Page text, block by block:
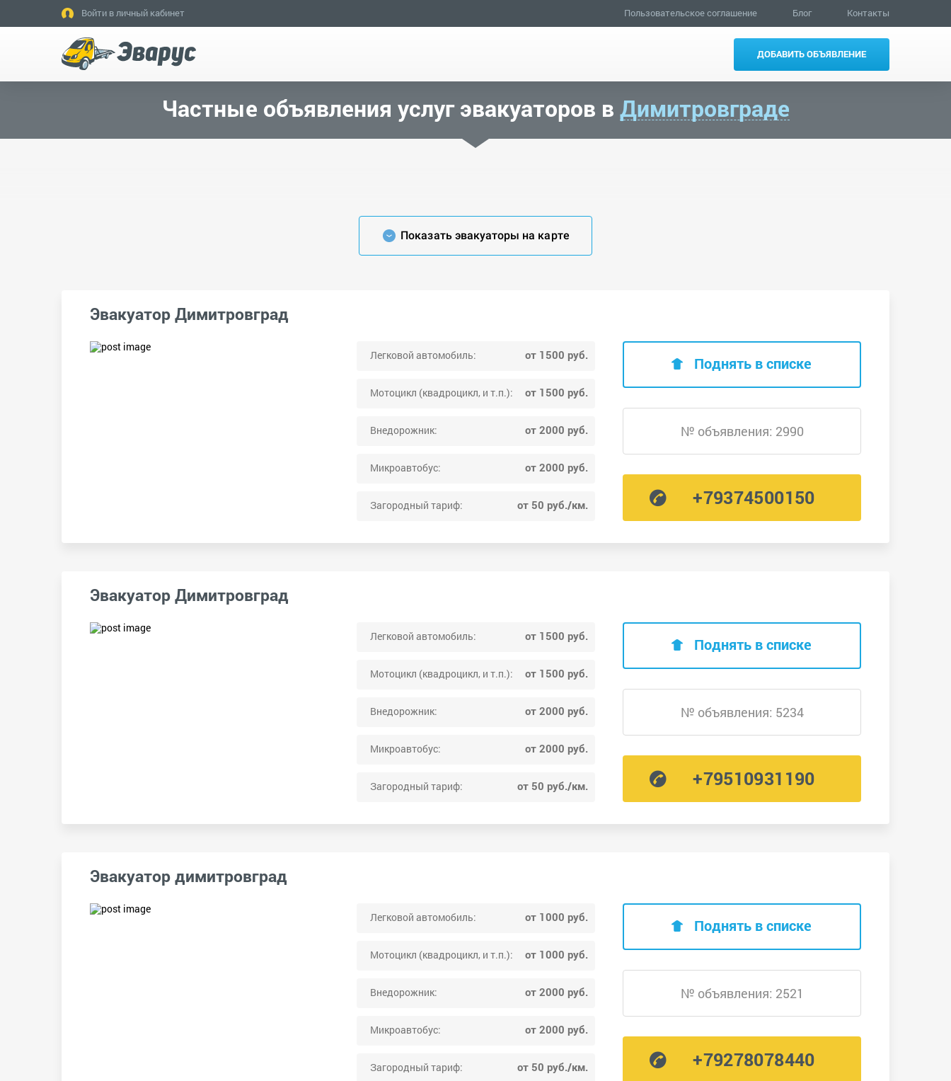
Войти в личный кабинет Пользовательское соглашение Блог Контакты
ДОБАВИТЬ ОБЪЯВЛЕНИЕ
Частные объявления услуг эвакуаторов в Димитровграде
Показать эвакуаторы на карте
Эвакуатор Димитровград
Легковой автомобиль: от 1500 руб.
Мотоцикл (квадроцикл, и т.п.): от 1500 руб.
Внедорожник: от 2000 руб.
Микроавтобус: от 2000 руб.
Загородный тариф: от 50 руб./км.
Поднять в списке
№ объявления: 2990
+79374500150
Эвакуатор Димитровград
Легковой автомобиль: от 1500 руб.
Мотоцикл (квадроцикл, и т.п.): от 1500 руб.
Внедорожник: от 2000 руб.
Микроавтобус: от 2000 руб.
Загородный тариф: от 50 руб./км.
Поднять в списке
№ объявления: 5234
+79510931190
Эвакуатор димитровград
Легковой автомобиль: от 1000 руб.
Мотоцикл (квадроцикл, и т.п.): от 1000 руб.
Внедорожник: от 2000 руб.
Микроавтобус: от 2000 руб.
Загородный тариф: от 50 руб./км.
Поднять в списке
№ объявления: 2521
+79278078440